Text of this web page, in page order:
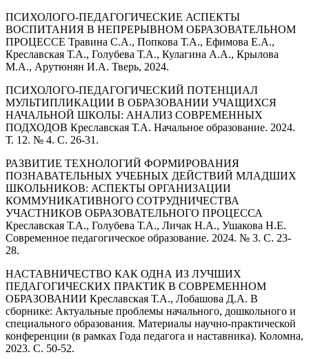
ПСИХОЛОГО-ПЕДАГОГИЧЕСКИЕ АСПЕКТЫ
ВОСПИТАНИЯ В НЕПРЕРЫВНОМ ОБРАЗОВАТЕЛЬНОМ
ПРОЦЕССЕ Травина С.А., Попкова Т.А., Ефимова Е.А.,
Креславская Т.А., Голубева Т.А., Кулагина А.А., Крылова
М.А., Арутюнян И.А. Тверь, 2024.
ПСИХОЛОГО-ПЕДАГОГИЧЕСКИЙ ПОТЕНЦИАЛ
МУЛЬТИПЛИКАЦИИ В ОБРАЗОВАНИИ УЧАЩИХСЯ
НАЧАЛЬНОЙ ШКОЛЫ: АНАЛИЗ СОВРЕМЕННЫХ
ПОДХОДОВ Креславская Т.А. Начальное образование. 2024.
Т. 12. № 4. С. 26-31.
РАЗВИТИЕ ТЕХНОЛОГИЙ ФОРМИРОВАНИЯ
ПОЗНАВАТЕЛЬНЫХ УЧЕБНЫХ ДЕЙСТВИЙ МЛАДШИХ
ШКОЛЬНИКОВ: АСПЕКТЫ ОРГАНИЗАЦИИ
КОММУНИКАТИВНОГО СОТРУДНИЧЕСТВА
УЧАСТНИКОВ ОБРАЗОВАТЕЛЬНОГО ПРОЦЕССА
Креславская Т.А., Голубева Т.А., Личак Н.А., Ушакова Н.Е.
Современное педагогическое образование. 2024. № 3. С. 23-
28.
НАСТАВНИЧЕСТВО КАК ОДНА ИЗ ЛУЧШИХ
ПЕДАГОГИЧЕСКИХ ПРАКТИК В СОВРЕМЕННОМ
ОБРАЗОВАНИИ Креславская Т.А., Лобашова Д.А. В
сборнике: Актуальные проблемы начального, дошкольного и
специального образования. Материалы научно-практической
конференции (в рамках Года педагога и наставника). Коломна,
2023. С. 50-52.